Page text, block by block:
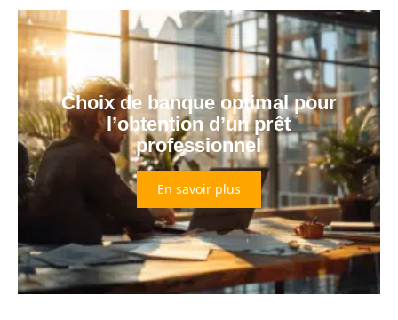
Choix de banque optimal pour
l’obtention d’un prêt
professionnel
En savoir plus